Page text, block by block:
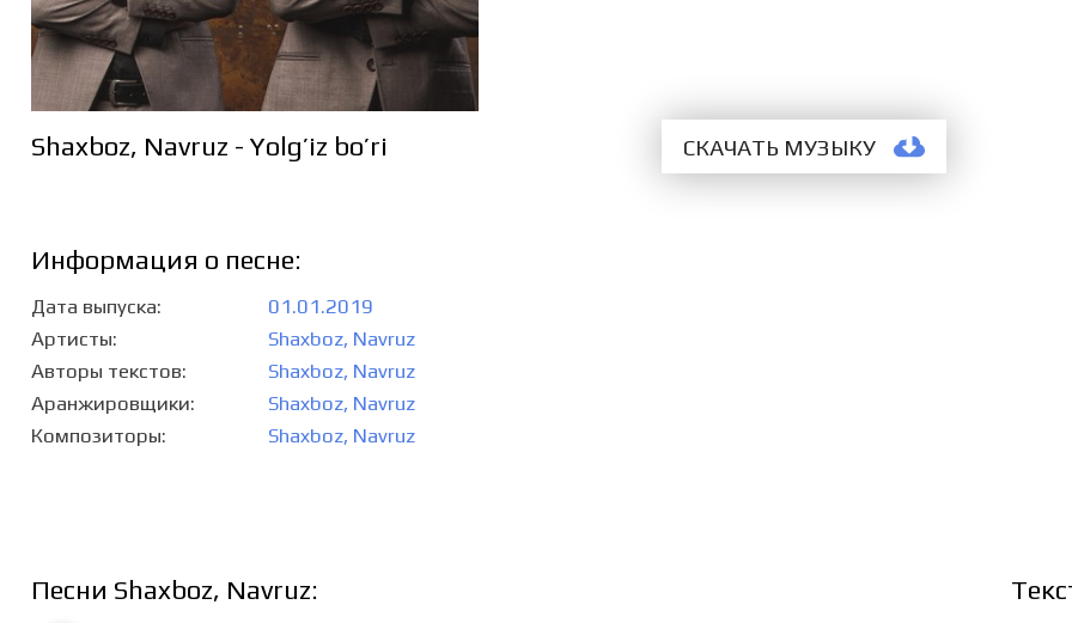
Shaxboz, Navruz - Yolg’iz bo’ri СКАЧАТЬ МУЗЫКУ
Информация о песне:
Дата выпуска
01.01.2019
Артисты
Shaxboz, Navruz
Авторы текстов
Shaxboz, Navruz
Аранжировщики
Shaxboz, Navruz
Композиторы
Shaxboz, Navruz
Песни Shaxboz, Navruz: